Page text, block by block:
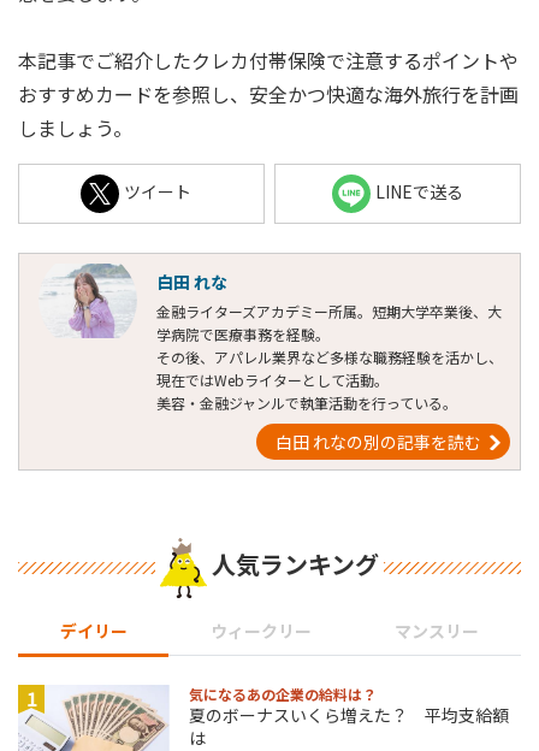
本記事でご紹介したクレカ付帯保険で注意するポイントや
おすすめカードを参照し、安全かつ快適な海外旅行を計画
しましょう。
ツイート LINEで送る
白田 れな
金融ライターズアカデミー所属。短期大学卒業後、大
学病院で医療事務を経験。
その後、アパレル業界など多様な職務経験を活かし、
現在ではWebライターとして活動。
美容・金融ジャンルで執筆活動を行っている。
白田 れなの別の記事を読む
人気ランキング
デイリー ウィークリー マンスリー
1 気になるあの企業の給料は？
夏のボーナスいくら増えた？ 平均支給額
は